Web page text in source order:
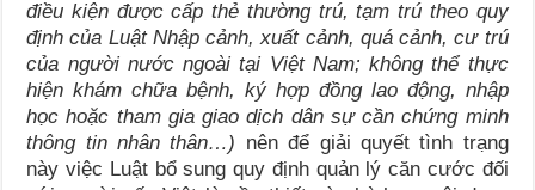
điều kiện được cấp thẻ thường trú, tạm trú theo quy
định của Luật Nhập cảnh, xuất cảnh, quá cảnh, cư trú
của người nước ngoài tại Việt Nam; không thể thực
hiện khám chữa bệnh, ký hợp đồng lao động, nhập
học hoặc tham gia giao dịch dân sự cần chứng minh
thông tin nhân thân…) nên để giải quyết tình trạng
này việc Luật bổ sung quy định quản lý căn cước đối